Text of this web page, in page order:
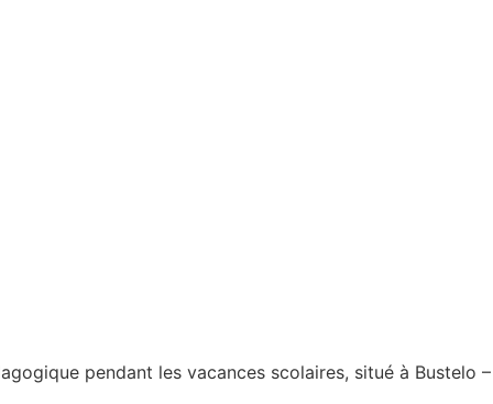
pendant les vacances scolaires, situé à Bustelo –